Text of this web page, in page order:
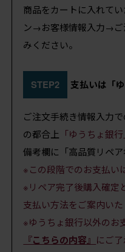
商品をカートに入れて
ン→お客様情報入力→ご
みください。
STEP2 支払いは「
ご注文手続き情報入力
の都合上 「ゆうちょ銀行
備考欄に「高品質リペ
※この段階でのお支払い
※リペア完了後購入確定
支払い方法をご案内い
※ゆうちょ銀行以外のお
『こちらの内容』 にご